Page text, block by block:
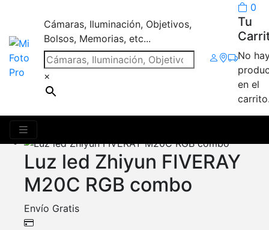
Cámaras, Iluminación, Objetivos,
Bolsos, Memorias, etc...
×
0
Tu
No
en el
M20C
Mostrando 2 resultados
Luz led Zhiyun FIVERAY
M20C RGB combo
Envío Gratis